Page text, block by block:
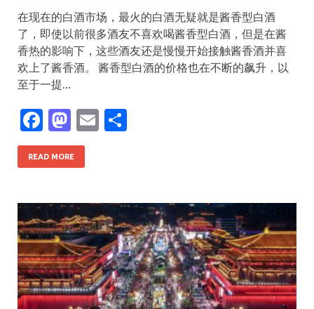
在现在的白酒市场，最火的白酒无疑就是酱香型白酒
了，即使以前很多酒友不喜欢喝酱香型白酒，但是在酱
香热的影响下，这些酒友还是慢慢开始接触酱香酒并喜
欢上了酱香酒。 酱香型白酒的价格也在不断的飙升，以
至于一提…
F
ac
e
o
o
k
M
as
to
o
n
E
READ MORE